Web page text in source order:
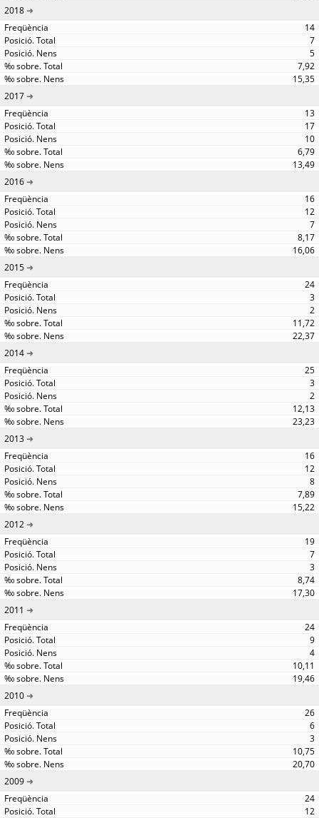
2018
14
7
5
7,92
15,35
2017
13
17
10
6,79
13,49
2016
16
12
7
8,17
16,06
2015
24
3
2
11,72
22,37
2014
25
3
2
12,13
23,23
2013
16
12
8
7,89
15,22
2012
19
7
3
8,74
17,30
2011
24
9
4
10,11
19,46
2010
26
6
3
10,75
20,70
2009
24
12